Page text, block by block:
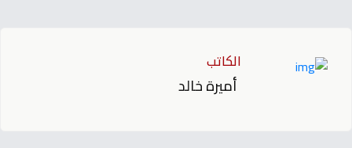
الكاتب
أميرة خالد